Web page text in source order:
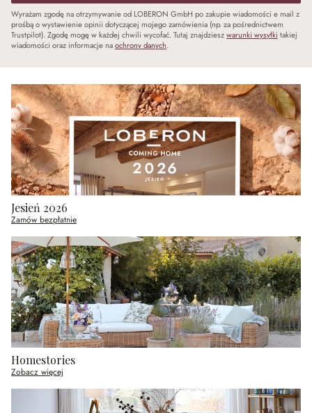
Wyrażam zgodę na otrzymywanie od LOBERON GmbH po zakupie wiadomości e mail z
prośbą o wystawienie opinii dotyczącej mojego zamówienia (np. za pośrednictwem
Trustpilot). Zgodę mogę w każdej chwili wycofać. Tutaj znajdzieszwarunki wysyłki takiej
wiadomości oraz informacje naochrony danych.
Jesień 2026
Zamów bezpłatnie
Homestories
Zobacz więcej